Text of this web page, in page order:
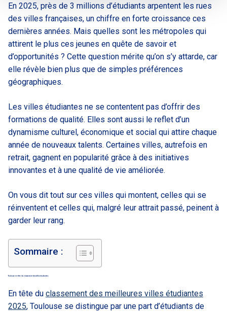
En 2025, près de 3 millions d’étudiants arpentent les rues
des villes françaises, un chiffre en forte croissance ces
dernières années. Mais quelles sont les métropoles qui
attirent le plus ces jeunes en quête de savoir et
d’opportunités ? Cette question mérite qu’on s’y attarde, car
elle révèle bien plus que de simples préférences
géographiques.
Les villes étudiantes ne se contentent pas d’offrir des
formations de qualité. Elles sont aussi le reflet d’un
dynamisme culturel, économique et social qui attire chaque
année de nouveaux talents. Certaines villes, autrefois en
retrait, gagnent en popularité grâce à des initiatives
innovantes et à une qualité de vie améliorée.
On vous dit tout sur ces villes qui montent, celles qui se
réinventent et celles qui, malgré leur attrait passé, peinent à
garder leur rang.
Sommaire :
Toulouse en tête du classement des villes étudiantes
En tête du classement des meilleures villes étudiantes
2025, Toulouse se distingue par une part d’étudiants de